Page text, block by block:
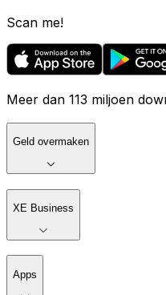
Scan me!
Meer dan 113 miljoen
Geld overmaken
XE Business
Apps